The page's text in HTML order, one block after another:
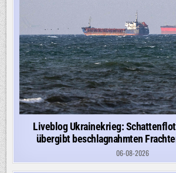
Liveblog Ukrainekrieg:
übergibt beschlagnahmten
06-08-2026